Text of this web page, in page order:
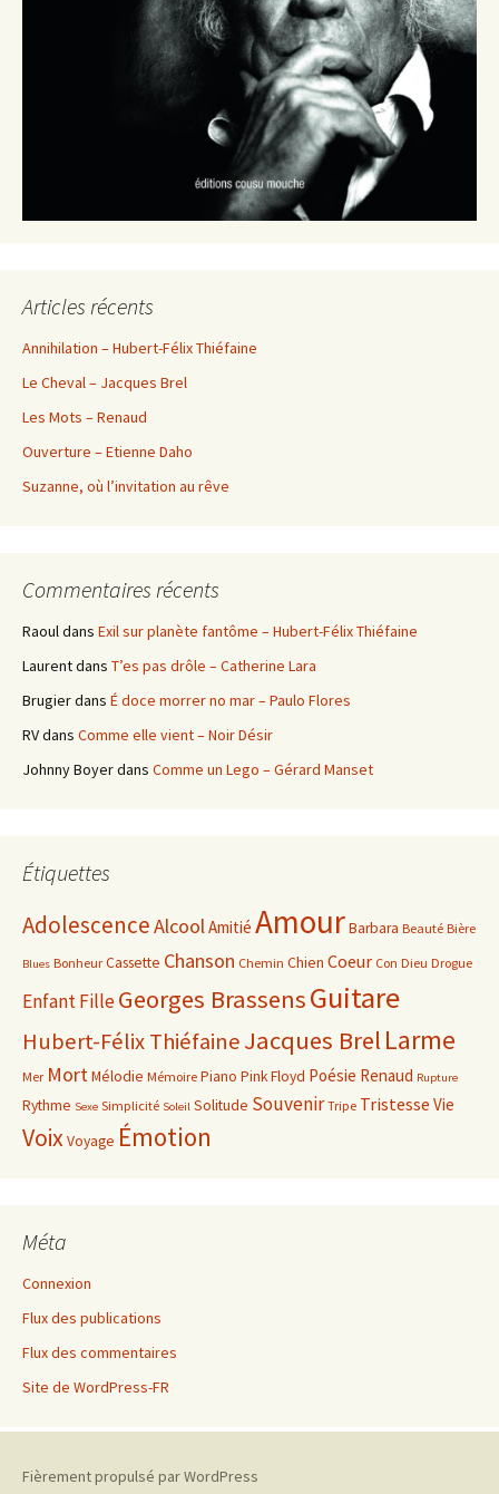
Articles récents
Annihilation – Hubert-Félix Thiéfaine
Le Cheval – Jacques Brel
Les Mots – Renaud
Ouverture – Etienne Daho
Suzanne, où l’invitation au rêve
Commentaires récents
Raouldans Exil sur planète fantôme – Hubert-Félix Thiéfaine
Laurentdans T’es pas drôle – Catherine Lara
Brugierdans É doce morrer no mar – Paulo Flores
RVdans Comme elle vient – Noir Désir
Johnny Boyerdans Comme un Lego – Gérard Manset
Étiquettes
AdolescenceAlcoolAmitié AmourBarbara Beauté Bière
Blues Bonheur Cassette Chanson Chemin Chien Coeur Con Dieu Drogue
EnfantFilleGeorges BrassensGuitare
Hubert-Félix ThiéfaineJacques Brel Larme
Mer MortMélodie Mémoire Piano Pink Floyd Poésie Renaud Rupture
Rythme Sexe Simplicité Soleil Solitude Souvenir Tripe Tristesse Vie
VoixVoyage Émotion
Méta
Connexion
Flux des publications
Flux des commentaires
Site de WordPress-FR
Fièrement propulsé par WordPress